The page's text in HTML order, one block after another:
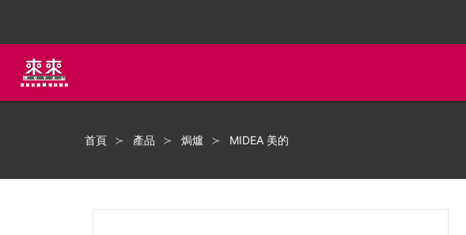
首頁 產品 焗爐 MIDEA 美的